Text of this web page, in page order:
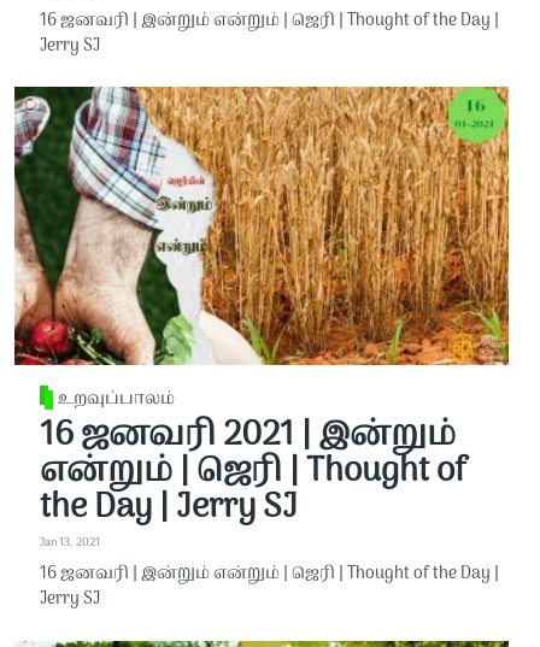
16 ஜனவரி | இன்றும் என்றும் | ஜெரி | Thought of the Day |
Jerry SJ
உறவுப்பாலம்
16 ஜனவரி 2021 | இன்றும்
என்றும் | ஜெரி | Thought of
the Day | Jerry SJ
Jan 13, 2021
16 ஜனவரி | இன்றும் என்றும் | ஜெரி | Thought of the Day |
Jerry SJ